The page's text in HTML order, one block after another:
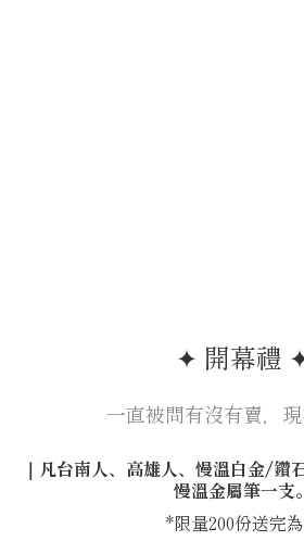
✦ 開幕禮
一直被問有沒有賣，
｜凡台南人、高雄人、慢溫白金/鑽
慢溫金屬筆一支。
*限量200份送完